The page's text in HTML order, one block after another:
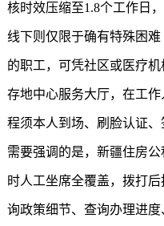
核时效压缩至1.8个工作日
线下则仅限于确有特殊困难
的职工，可凭社区或医疗
存地中心服务大厅，在工
程须本人到场、刷脸认证
需要强调的是， 新疆住房公
时人工坐席全覆盖，拨打
询政策细节、查询办理进